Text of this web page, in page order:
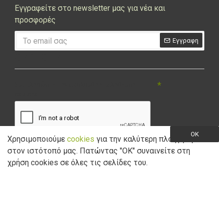
Εγγραφείτε στο newsletter μας για νέα και
προσφορές
Εγγραφη
Έχω διαβάσει και αποδέχομαι την Πολιτική Απορρήτου
OK
Χρησιμοποιούμε cookies για την καλύτερη πλοήγηση
στον ιστότοπό μας. Πατώντας "ΟK" συναινείτε στη
χρήση cookies σε όλες τις σελίδες του.